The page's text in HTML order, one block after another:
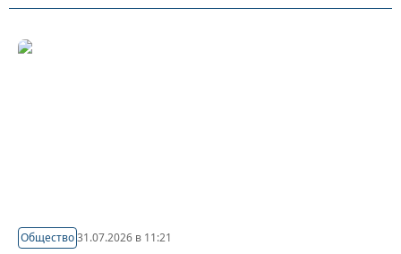
Общество31.07.2026 в 11:21